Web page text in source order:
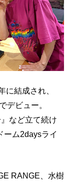
に結成され、
デビュー。
など立て続け
ーム2daysライ
RANGE、水樹